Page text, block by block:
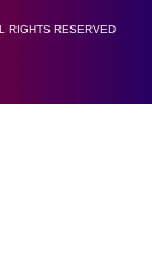
RIGHTS RESERVED